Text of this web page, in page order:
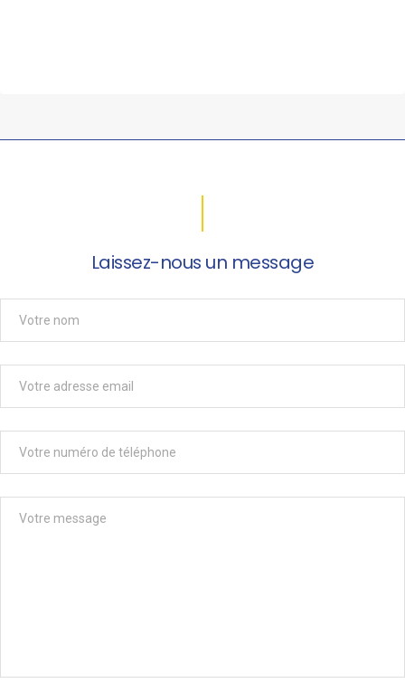
Laissez-nous un message